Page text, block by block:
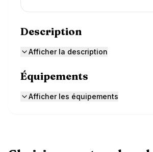
Description
Afficher la description
Équipements
Afficher les équipements